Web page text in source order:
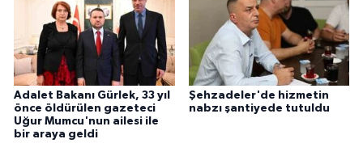
Adalet Bakanı Gürlek, 33 yıl
önce öldürülen gazeteci
Uğur Mumcu'nun ailesi ile
bir araya geldi
Şehzadeler'de hizmetin
nabzı şantiyede tutuldu